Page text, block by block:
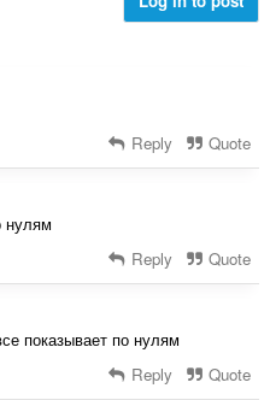
Reply Quote
нулям
Reply Quote
показывает по нулям
Reply Quote